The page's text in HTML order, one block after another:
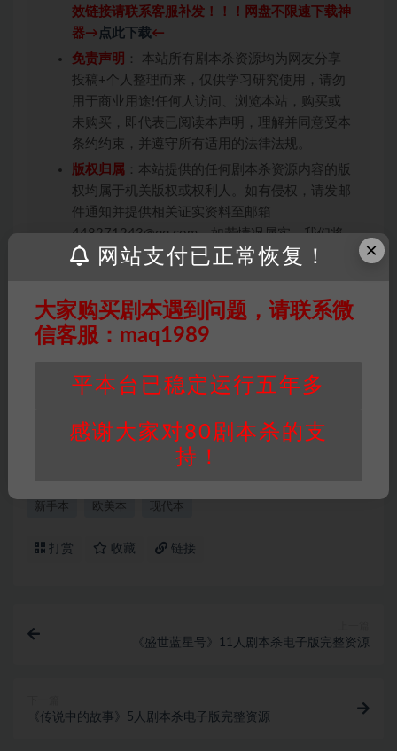
效链接请联系客服补发！！！网盘不限速下载神
器→ 点此下载←
免责声明 ： 本站所有剧本杀资源均为网友分享
投稿+个人整理而来，仅供学习研究使用，请勿
用于商业用途!任何人访问、浏览本站，购买或
未购买，即代表已阅读本声明，理解并同意受本
条约约束，并遵守所有适用的法律法规。
版权归属 ：本站提供的任何剧本杀资源内容的版
权均属于机关版权或权利人。如有侵权，请发邮
件通知并提供相关证实资料至邮箱
448271243@qq.com，如若情况属实，我们将
会在三天内下架相关剧本攻略。
身价值，本站积分为本站收取的赞助费，用于本
站整理资料的时间成本及网站运营所需支出费
用。
问或购买使用引起的任何行为和纠纷，本站概不
享】可能会被取消VIP，恕不另行通知！
新手本 欧美本 现代本
打赏 收藏 链接
《盛世蓝星号》11人剧本杀电子版完整资源
《传说中的故事》5人剧本杀电子版完整资源
×
网站支付已正常恢复！
大家购买剧本遇到问题，请联系微
信客服：maq1989
平本台已稳定运行五年多
感谢大家对80剧本杀的支
持！